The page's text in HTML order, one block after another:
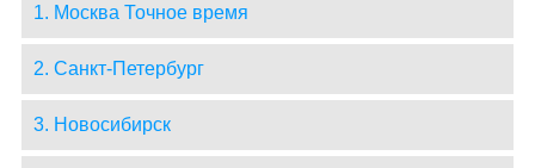
1. Москва Точное время
2. Санкт-Петербург
3. Новосибирск